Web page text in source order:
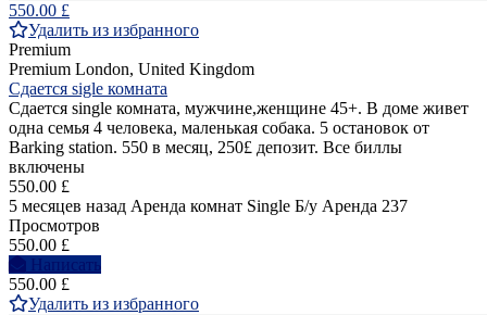
550.00 £
Удалить из избранного
Premium
Premium London, United Kingdom
Сдается sigle комната
Сдается single комната, мужчине,женщине 45+. В доме живет
одна семья 4 человека, маленькая собака. 5 остановок от
Barking station. 550 в месяц, 250£ депозит. Все биллы
включены
550.00 £
5 месяцев назад Аренда комнат Single Б/у Аренда 237
Просмотров
550.00 £
Написать
550.00 £
Удалить из избранного